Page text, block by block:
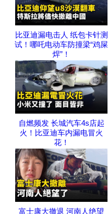
比亚迪漏电击人 纸包卡针测
试！哪吒电动车防撞梁“鸡屎
焊”！
自燃频发 长城汽车4s店起
火！比亚迪车内漏电冒火
花！
富士康大撤退 河南人绝望